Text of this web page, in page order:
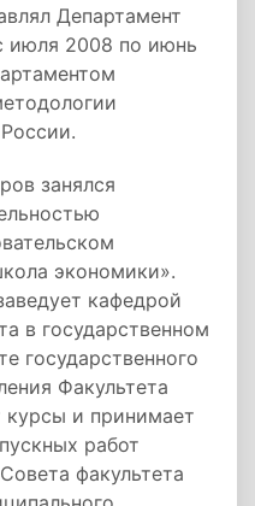
Департамент
июля 2008 по июнь
занялся
экономики».
кафедрой
в государственном
государственного
Факультета
курсы и принимает
работ
факультета